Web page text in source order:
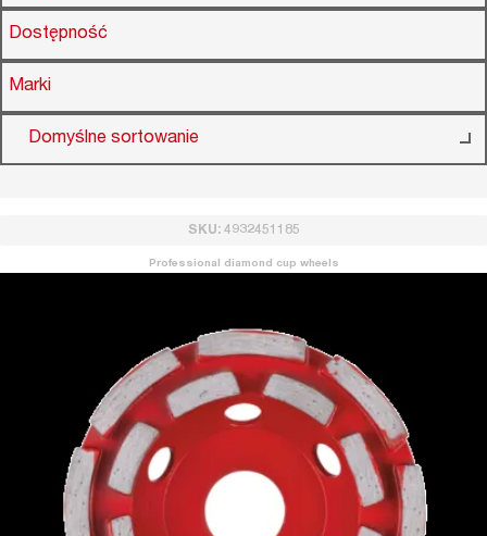
Dostępność
Marki
Domyślne sortowanie
SKU: 4932451185
Professional diamond cup wheels